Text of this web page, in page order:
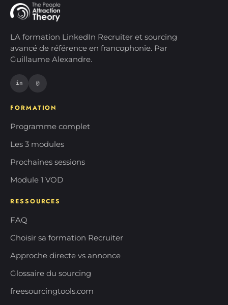
LA formation LinkedIn Recruiter et sourcing
avancé de référence en francophonie. Par
Guillaume Alexandre.
in @
FORMATION
Programme complet
Les 3 modules
Prochaines sessions
Module 1 VOD
RESSOURCES
FAQ
Choisir sa formation Recruiter
Approche directe vs annonce
Glossaire du sourcing
freesourcingtools.com